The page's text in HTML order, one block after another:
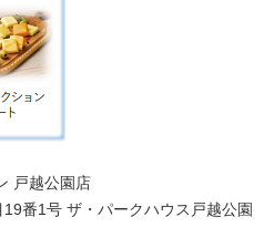
戸越公園店
番1号 ザ・パークハウス戸越公園